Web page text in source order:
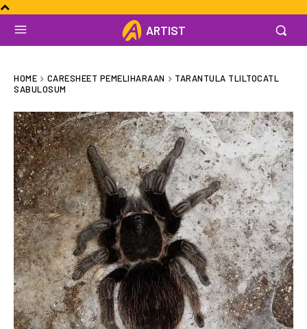
ARTIST
HOME CARESHEET PEMELIHARAAN
TARANTULA TLILTOCATL
SABULOSUM